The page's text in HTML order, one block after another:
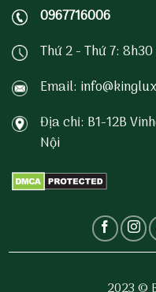
0967716006
Thứ 2 - Thứ 7: 8h30
Email:
Địa chỉ: B1-12B
Nội